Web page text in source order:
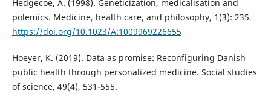
Hedgecoe, A. (1998). Geneticization, medicalisation and
polemics. Medicine, health care, and philosophy, 1(3): 235.
https://doi.org/10.1023/A:1009969226655
Hoeyer, K. (2019). Data as promise: Reconfiguring Danish
public health through personalized medicine. Social studies
of science, 49(4), 531-555.